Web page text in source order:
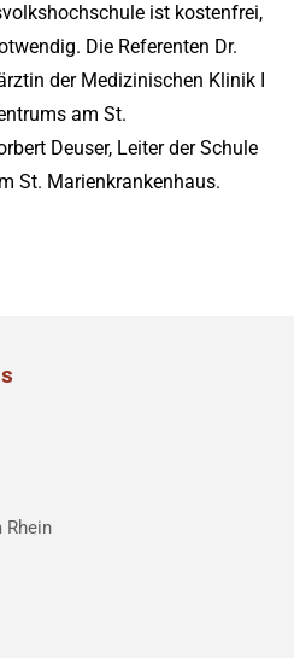
ist kostenfrei,
Die Referenten Dr.
der Medizinischen Klinik I
am St.
Deuser, Leiter der Schule
St. Marienkrankenhaus.
Rhein